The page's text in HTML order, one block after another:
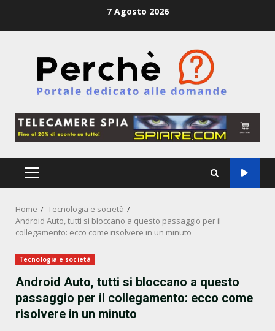
7 Agosto 2026
PRIMARY
Home
Tecnologia e società
Android Auto, tutti si bloccano a questo passaggio per il
collegamento: ecco come risolvere in un minuto
Tecnologia e società
Android Auto, tutti si bloccano a questo
passaggio per il collegamento: ecco come
risolvere in un minuto